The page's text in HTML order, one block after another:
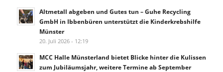
Altmetall abgeben und Gutes tun – Guhe Recycling
GmbH in Ibbenbüren unterstützt die Kinderkrebshilfe
Münster
20. Juli 2026 - 12:19
MCC Halle Münsterland bietet Blicke hinter die Kulissen
zum Jubiläumsjahr, weitere Termine ab September